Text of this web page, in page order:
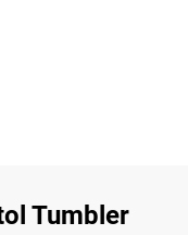
Tumbler